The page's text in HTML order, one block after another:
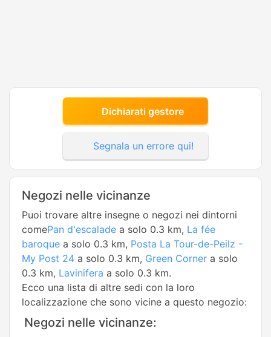
Dichiarati gestore
Segnala un errore qui!
Negozi nelle vicinanze
Puoi trovare altre insegne o negozi nei dintorni
comePan d'escalade a solo 0.3 km, La fée
baroque a solo 0.3 km, Posta La Tour-de-Peilz -
My Post 24 a solo 0.3 km, Green Corner a solo
0.3 km, Lavinifera a solo 0.3 km.
Ecco una lista di altre sedi con la loro
localizzazione che sono vicine a questo negozio:
Negozi nelle vicinanze: